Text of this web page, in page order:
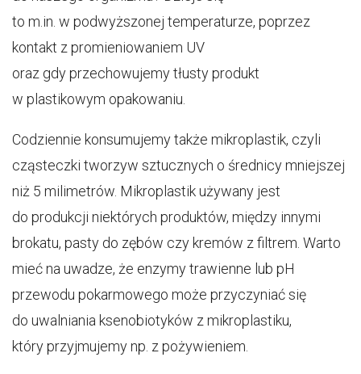
to m.in. w podwyższonej temperaturze, poprzez
kontakt z promieniowaniem UV
oraz gdy przechowujemy tłusty produkt
w plastikowym opakowaniu.
Codziennie konsumujemy także mikroplastik, czyli
cząsteczki tworzyw sztucznych o średnicy mniejszej
niż 5 milimetrów. Mikroplastik używany jest
do produkcji niektórych produktów, między innymi
brokatu, pasty do zębów czy kremów z filtrem. Warto
mieć na uwadze, że enzymy trawienne lub pH
przewodu pokarmowego może przyczyniać się
do uwalniania ksenobiotyków z mikroplastiku,
który przyjmujemy np. z pożywieniem.